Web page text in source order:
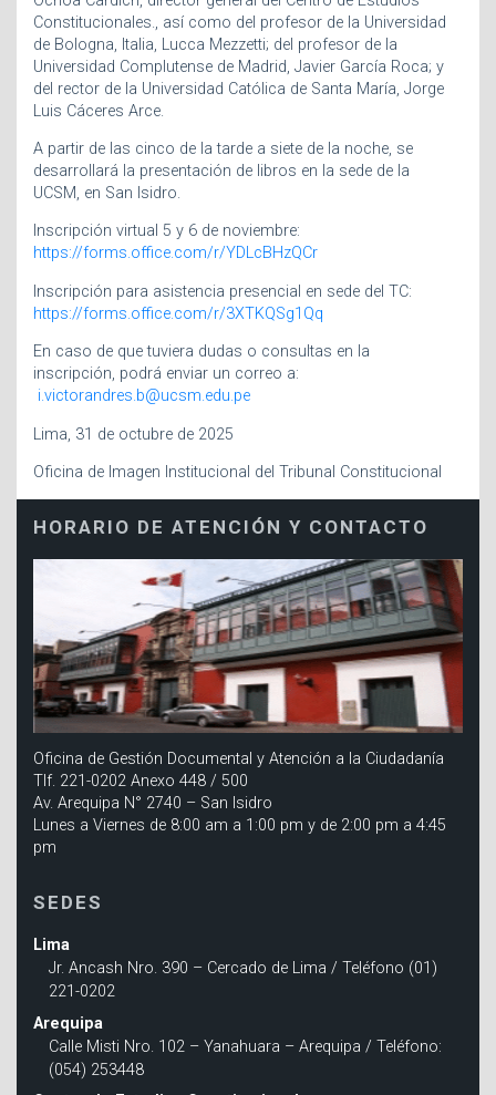
Constitucionales., así como del profesor de la Universidad
de Bologna, Italia, Lucca Mezzetti; del profesor de la
Universidad Complutense de Madrid, Javier García Roca; y
del rector de la Universidad Católica de Santa María, Jorge
Luis Cáceres Arce.
A partir de las cinco de la tarde a siete de la noche, se
desarrollará la presentación de libros en la sede de la
UCSM, en San Isidro.
Inscripción virtual 5 y 6 de noviembre:
https://forms.office.com/r/YDLcBHzQCr
Inscripción para asistencia presencial en sede del TC:
https://forms.office.com/r/3XTKQSg1Qq
En caso de que tuviera dudas o consultas en la
inscripción, podrá enviar un correo a:
i.victorandres.b@ucsm.edu.pe
Lima, 31 de octubre de 2025
Oficina de Imagen Institucional del Tribunal Constitucional
HORARIO DE ATENCIÓN Y CONTACTO
Oficina de Gestión Documental y Atención a la Ciudadanía
Tlf. 221-0202 Anexo 448 / 500
Av. Arequipa N° 2740 – San Isidro
Lunes a Viernes de 8:00 am a 1:00 pm y de 2:00 pm a 4:45
pm
SEDES
Lima
Jr. Ancash Nro. 390 – Cercado de Lima / Teléfono (01)
221-0202
Arequipa
Calle Misti Nro. 102 – Yanahuara – Arequipa / Teléfono:
(054) 253448